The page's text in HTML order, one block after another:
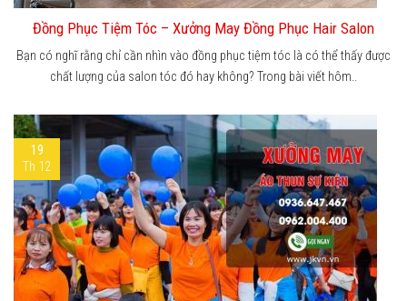
Đồng Phục Tiệm Tóc – Xưởng May Đồng Phục Hair Salon
Bạn có nghĩ rằng chỉ cần nhìn vào đồng phục tiệm tóc là có thể thấy được
chất lượng của salon tóc đó hay không? Trong bài viết hôm..
19
Th 12